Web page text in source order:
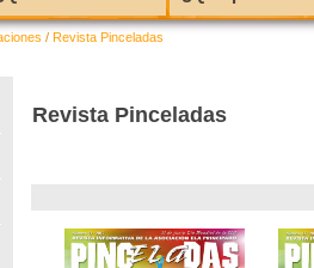
/ Revista Pinceladas
Revista Pinceladas